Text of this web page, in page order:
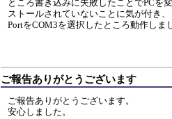
ところ書き込みに失敗したことでPCを
ストールされていないことに気が付き
PortをCOM3を選択したところ動作し
ご報告ありがとうございます
ご報告ありがとうございます。
安心しました。